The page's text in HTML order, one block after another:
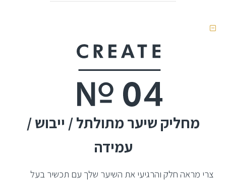
מחליק שיער מתולתל / ייבוש /
עמידה
צרי מראה חלק והרגיעי את השיער שלך עם תכשיר בעל